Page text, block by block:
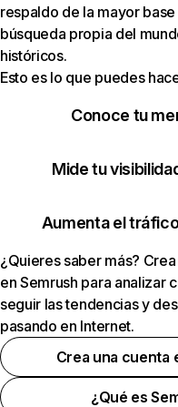
respaldo de la mayor
búsqueda propia del
históricos.
Esto es lo que puedes
Conoce tu
Mide tu
Aumenta el
¿Quieres saber más?
en Semrush para analizar
seguir las tendencias y
pasando en Internet.
Crea una cuenta
¿Qué es